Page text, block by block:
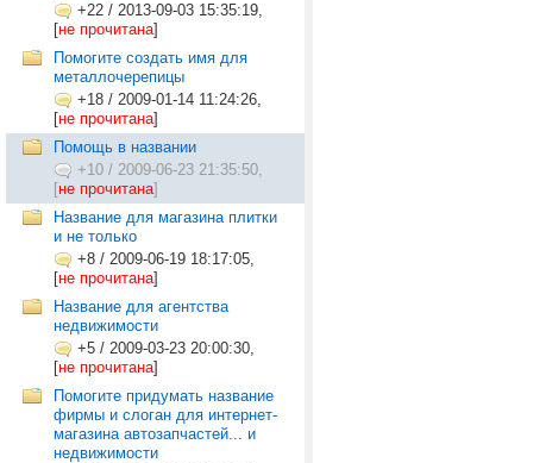
+22 / 2013-09-03 15:35:19,
[не прочитана]
Помогите создать имя для
металлочерепицы
+18 / 2009-01-14 11:24:26,
[не прочитана]
Помощь в названии
+10 / 2009-06-23 21:35:50,
[не прочитана]
Название для магазина плитки
и не только
+8 / 2009-06-19 18:17:05,
[не прочитана]
Название для агентства
недвижимости
+5 / 2009-03-23 20:00:30,
[не прочитана]
Помогите придумать название
фирмы и слоган для интернет-
магазина автозапчастей... и
недвижимости